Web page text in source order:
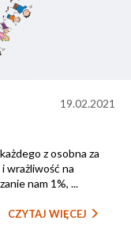
19.02.2021
z osobna za
wrażliwość na
nam 1%, ...
CZYTAJ WIĘCEJ